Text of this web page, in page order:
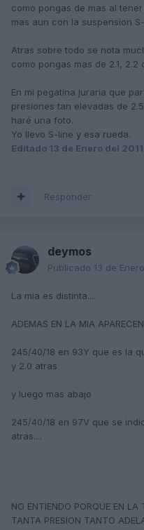
como pongas de mas al
mas aun con la suspension
Atras sobre todo se nota
como pongas mas de 2.1, 2.2
En mi pegatina juraria que
presiones tan elevadas de 2.5
haré una foto.
Yo llevo S-line y esa rueda.
Editado 13 de Enero del 2011
Responder
deymos
Publicado 13 de
La mia es distinta....
ADEMAS EN LA MIA
245/40/18 en 93Y que es la
y 2.0 atras
y luego mas abajo
245/40/18 en 97V que se
atras....
NO ENTIENDO PORQUE EN
TANTA PRESION TANTO